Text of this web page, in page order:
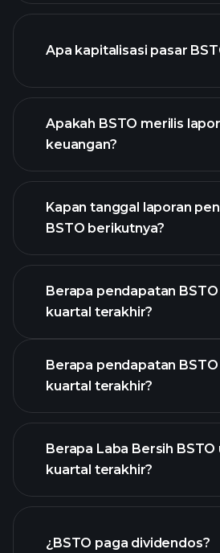
Apa kapitalisasi pasar
daftar saham kami
Apakah BSTO merilis
keuangan?
Kapan tanggal laporan
BSTO berikutnya?
Berapa pendapatan
kuartal terakhir?
BSTO
Berapa pendapatan
kuartal terakhir?
Berapa Laba Bersih BSTO
kuartal terakhir?
¿BSTO paga dividendos?